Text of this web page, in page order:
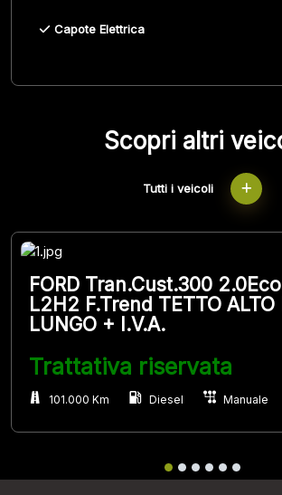
Capote Elettrica
Scopri altri
Tutti i veicoli
FORD Tran.Cust.300
L2H2 F.Trend TETTO ALTO
LUNGO + I.V.A.
Trattativa riservata
101.000 Km Diesel Manuale